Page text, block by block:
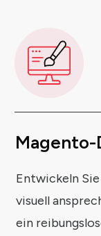
Magento-
Entwickeln
visuell
ein